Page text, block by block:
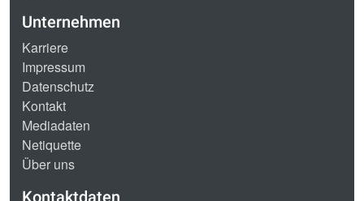
Unternehmen
Karriere
Impressum
Datenschutz
Kontakt
Mediadaten
Netiquette
Über uns